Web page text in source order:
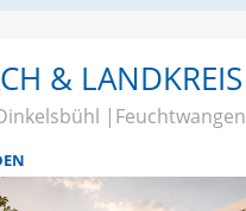
& LANDKREIS
Feuchtwangen